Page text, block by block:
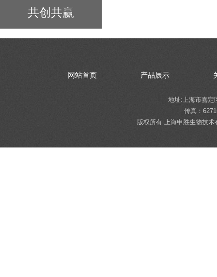
共创共赢
网站首页 产品展示
地址:上海市嘉定
传真：
版权所有:上海申胜生物技